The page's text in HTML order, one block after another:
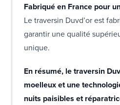
Fabriqué en France pour
Le traversin Duvd’or est
garantir une qualité
unique.
En résumé, le traversin
moelleux et une
nuits paisibles et